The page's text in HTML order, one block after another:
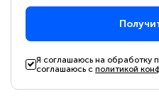
Я соглашаюсь на обработку
соглашаюсь сполитикой